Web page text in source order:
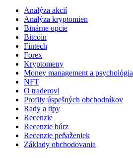
Analýza akcií
Analýza kryptomien
Binárne opcie
Bitcoin
Fintech
Forex
Kryptomeny
Money management a psychológia
NFT
O traderovi
Profily úspešných obchodníkov
Rady a tipy
Recenzie
Recenzie búrz
Recenzie peňaženiek
Základy obchodovania